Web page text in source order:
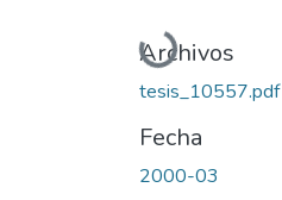
Cargando...
Archivos
tesis_10557.pdf
Fecha
2000-03